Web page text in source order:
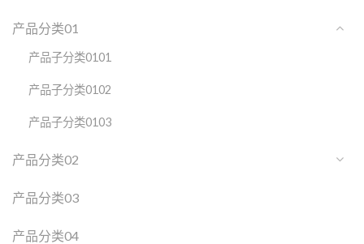
产品分类01
产品子分类0101
产品子分类0102
产品子分类0103
产品分类02
产品分类03
产品分类04